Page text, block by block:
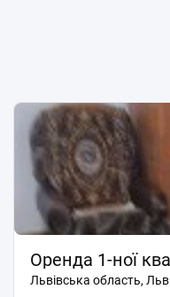
Оренда 1-ної
Львівська область,